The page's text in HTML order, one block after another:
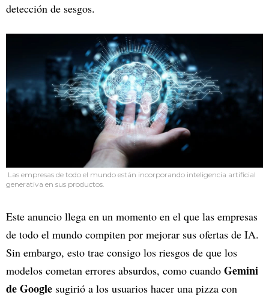
detección de sesgos.
Las empresas de todo el mundo están incorporando inteligencia artificial
generativa en sus productos.
Este anuncio llega en un momento en el que las empresas
de todo el mundo compiten por mejorar sus ofertas de IA.
Sin embargo, esto trae consigo los riesgos de que los
modelos cometan errores absurdos, como cuando Gemini
de Google sugirió a los usuarios hacer una pizza con